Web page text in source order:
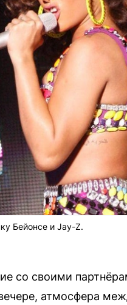
Бейонсе и Jay-Z.
со своими
атмосфера